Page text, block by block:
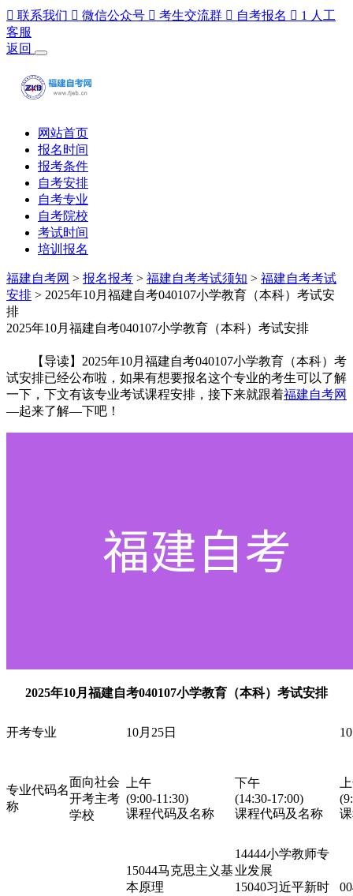
 联系我们  微信公众号  考生交流群  自考报名  1 人工
客服
返回
网站首页
报名时间
报考条件
自考安排
自考专业
自考院校
考试时间
培训报名
福建自考网 > 报名报考 > 福建自考考试须知 > 福建自考考试
安排 > 2025年10月福建自考040107小学教育（本科）考试安
排
2025年10月福建自考040107小学教育（本科）考试安排
【导读】2025年10月福建自考040107小学教育（本科）考
试安排已经公布啦，如果有想要报名这个专业的考生可以了解
一下，下文有该专业考试课程安排，接下来就跟着福建自考网
—起来了解—下吧！
2025年10月福建自考040107小学教育（本科）考试安排
开考专业 10月25日
专业代码名
称
面向社会
开考主考
学校
上午
(9:00-11:30)
课程代码及名称
下午
(14:30-17:00)
课程代码及名称
15044马克思主义基
本原理
14444小学教师专
业发展
15040习近平新时